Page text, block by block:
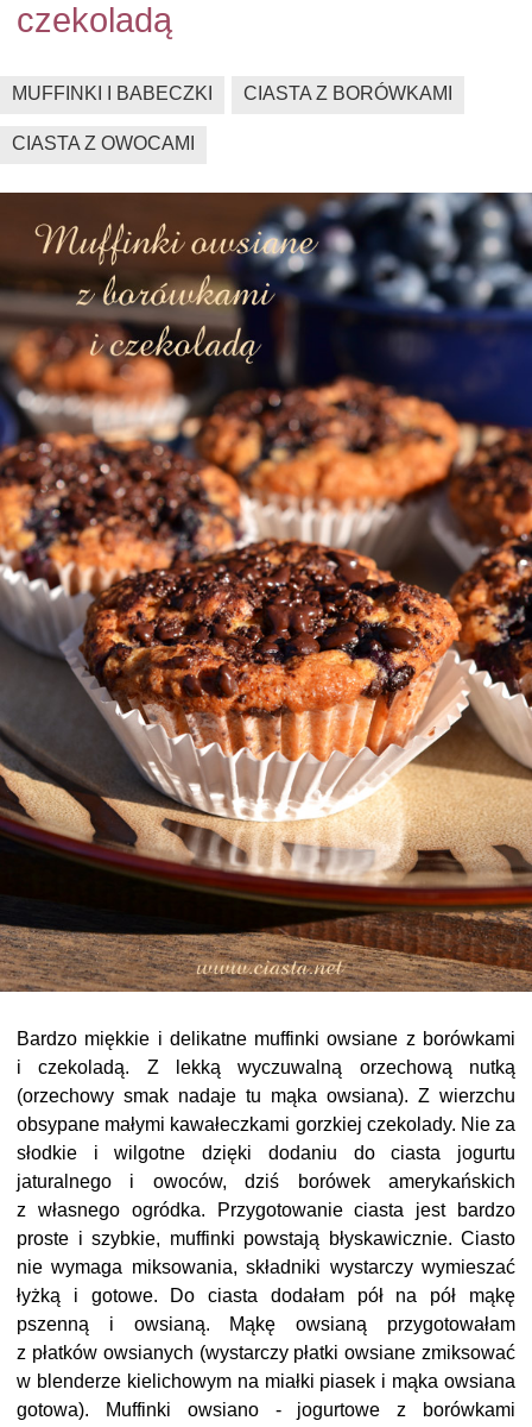
czekoladą
MUFFINKI I BABECZKI CIASTA Z BORÓWKAMI
CIASTA Z OWOCAMI
Bardzo miękkie i delikatne muffinki owsiane z borówkami
i czekoladą. Z lekką wyczuwalną orzechową nutką
(orzechowy smak nadaje tu mąka owsiana). Z wierzchu
obsypane małymi kawałeczkami gorzkiej czekolady. Nie za
słodkie i wilgotne dzięki dodaniu do ciasta jogurtu
jaturalnego i owoców, dziś borówek amerykańskich
z własnego ogródka. Przygotowanie ciasta jest bardzo
proste i szybkie, muffinki powstają błyskawicznie. Ciasto
nie wymaga miksowania, składniki wystarczy wymieszać
łyżką i gotowe. Do ciasta dodałam pół na pół mąkę
pszenną i owsianą. Mąkę owsianą przygotowałam
z płatków owsianych (wystarczy płatki owsiane zmiksować
w blenderze kielichowym na miałki piasek i mąka owsiana
gotowa). Muffinki owsiano - jogurtowe z borówkami